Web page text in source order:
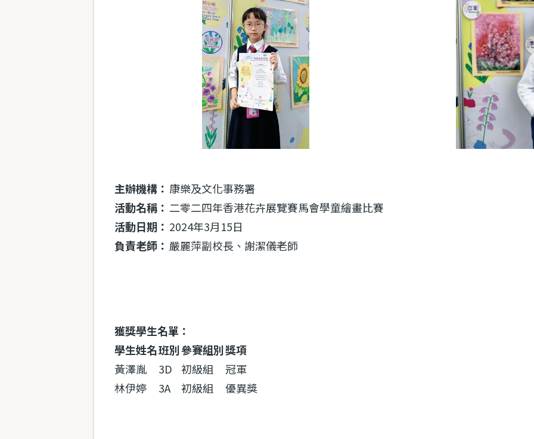
主辦機構： 康樂及文化事務署
活動名稱： 二零二四年香港花卉展覽賽馬會學童繪畫比賽
活動日期： 2024年3月15日
負責老師： 嚴麗萍副校長、謝潔儀老師
獲獎學生名單：
學生姓名班別參賽組別獎項
黃澤胤
3D 初級組
冠軍
林伊婷
3A 初級組 優異獎